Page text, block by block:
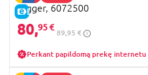
E-KAINA
Digger, 6072500
80,95 €
89,95 €
Perkant papildomą prekę internetu